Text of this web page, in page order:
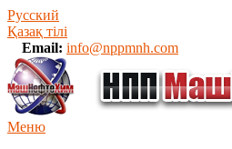
Русский
Қазақ тілі
Email: info@nppmnh.com
Меню